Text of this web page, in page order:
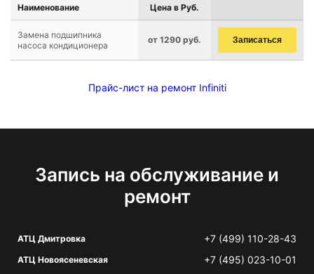
Наименование Цена в Руб.
Замена подшипника
насоса кондиционера
от 1290 руб. Записаться
Прайс-лист на ремонт Infiniti
Запись на обслуживание и
ремонт
АТЦ Дмитровка +7 (499) 110-28-43
АТЦ Новоясеневская +7 (495) 023-10-01